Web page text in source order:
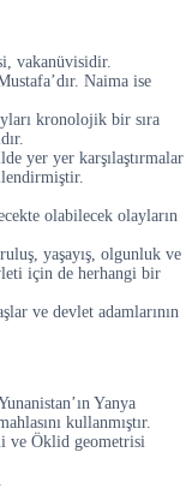
vakanüvisidir.
Naima ise
kronolojik bir sıra
yer yer karşılaştırmalar
olabilecek olayların
yaşayış, olgunluk ve
için de herhangi bir
ve devlet adamlarının
Yanya
kullanmıştır.
ve Öklid geometrisi